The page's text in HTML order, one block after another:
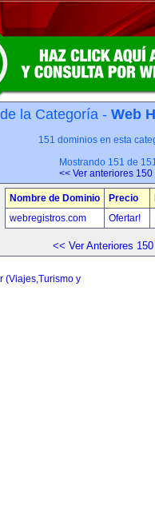
la Categoría - Web
151 dominios en esta
Mostrando 151 de
<< Ver anteriores 150
Nombre de Dominio Precio
webregistros.com
Ofertar!
<< Ver Anteriores 150
(Viajes,Turismo y